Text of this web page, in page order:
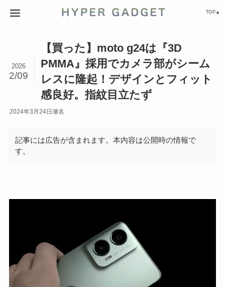
TOP▲
【買った】moto g24は『3D
PMMA』採用でカメラ部がシーム
レスに隆起！デザインとフィット
感良好。指紋目立たず
2026
2/09
2024年3月24日 瀬名
記事には広告が含まれます。本内容は公開時の情報で
す。